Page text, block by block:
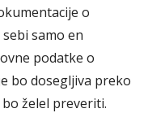
o
samo en
podatke o
bo dosegljiva preko
želel preveriti.